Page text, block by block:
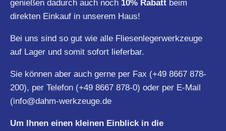
genießen dadurch auch noch 10% Rabatt beim
direkten Einkauf in unserem Haus!
Bei uns sind so gut wie alle Fliesenlegerwerkzeuge
auf Lager und somit sofort lieferbar.
Sie können aber auch gerne per Fax (+49 8667 878-
200), per Telefon (+49 8667 878-0) oder per E-Mail
(info@dahm-werkzeuge.de
Um Ihnen einen kleinen Einblick in die